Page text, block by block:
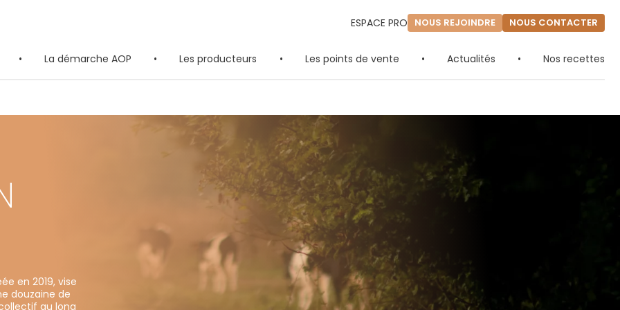
ESPACE PRO NOUS REJOINDRE NOUS CONTACTER
• La démarche AOP • Les producteurs • Les points de vente • Actualités • Nos recettes
en 2019, vise
douzaine de
au long